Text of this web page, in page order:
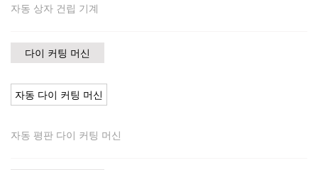
자동 상자 건립 기계
다이 커팅 머신
자동 다이 커팅 머신
자동 평판 다이 커팅 머신